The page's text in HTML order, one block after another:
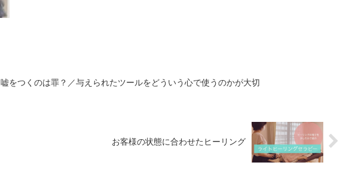
嘘をつくのは罪？／与えられたツールをどういう心で使うのかが大切
お客様の状態に合わせたヒーリング